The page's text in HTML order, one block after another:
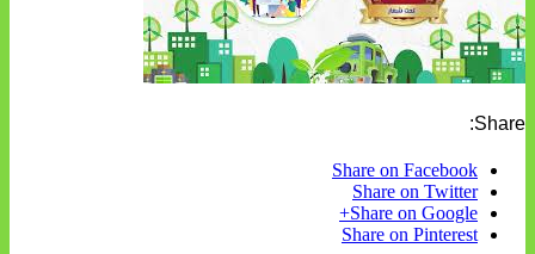
Share:
Share on Facebook
Share on Twitter
Share on Google+
Share on Pinterest